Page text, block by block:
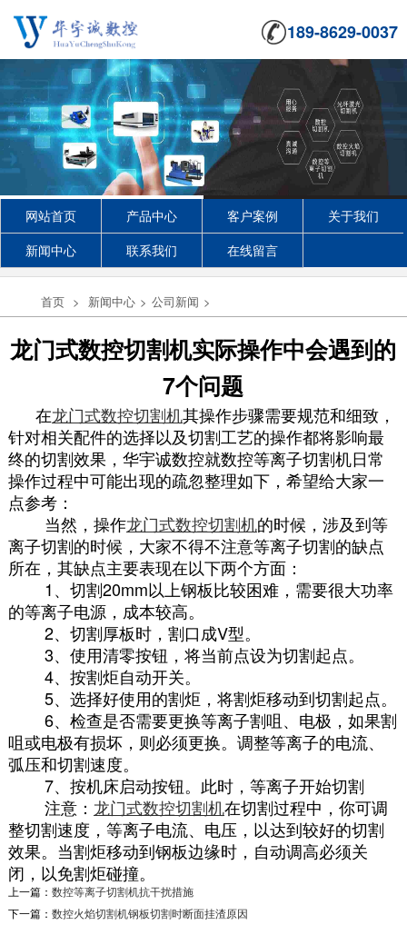
189-8629-0037
网站首页 产品中心 客户案例
关于我们
新闻中心
联系我们 在线留言
首页 > 新闻中心 > 公司新闻 >
龙门式数控切割机实际操作中会遇到的
7个问题
在龙门式数控切割机其操作步骤需要规范和细致，
针对相关配件的选择以及切割工艺的操作都将影响最
终的切割效果，华宇诚数控就数控等离子切割机日常
操作过程中可能出现的疏忽整理如下，希望给大家一
点参考：
当然，操作龙门式数控切割机的时候，涉及到等
离子切割的时候，大家不得不注意等离子切割的缺点
所在，其缺点主要表现在以下两个方面：
1、切割20mm以上钢板比较困难，需要很大功率
的等离子电源，成本较高。
2、切割厚板时，割口成V型。
3、使用清零按钮，将当前点设为切割起点。
4、按割炬自动开关。
5、选择好使用的割炬，将割炬移动到切割起点。
6、检查是否需要更换等离子割咀、电极，如果割
咀或电极有损坏，则必须更换。调整等离子的电流、
弧压和切割速度。
7、按机床启动按钮。此时，等离子开始切割
注意： 龙门式数控切割机在切割过程中，你可调
整切割速度，等离子电流、电压，以达到较好的切割
效果。当割炬移动到钢板边缘时，自动调高必须关
闭，以免割炬碰撞。
上一篇： 数控等离子切割机抗干扰措施
下一篇： 数控火焰切割机钢板切割时断面挂渣原因